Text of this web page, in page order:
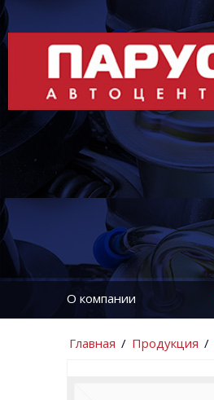
О компании
Главная / Продукция /